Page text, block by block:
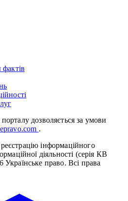
дозволяється за умови
.
інформаційного
діяльності (серія КВ
Українське право. Всі права